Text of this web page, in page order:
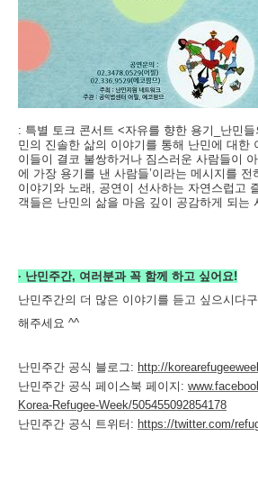
: 특별 토크 콘서트 <자유를 향한 용기_난민
민의 진솔한 삶의 이야기를 통해 난민에 대한
이들이 결코 불쌍하거나 짐스러운 사람들이
에 가장 용기를 낸 사람들’이라는 메시지를 전
이야기와 노래, 공연이 선사하는 자연스럽고
객들은 난민의 삶을 마음 깊이 공감하게 되는
· 난민주간, 여러분과 꼭 함께 하고 싶어요!
난민주간의 더 많은 이야기를 듣고 싶으시다
해주세요 ^^
난민주간 공식 블로그: http://
난민주간 공식 페이스북 페이지:
Korea-Refugee-Week/505455092854178
난민주간 공식 트위터: https://twitter.com/